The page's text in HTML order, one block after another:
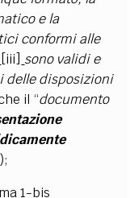
e la
conformi alle
[iii] sono validi e
delle disposizioni
il “documento
1-bis